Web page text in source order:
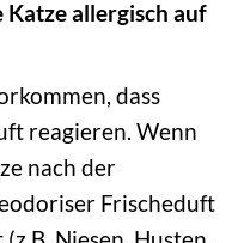
Katze allergisch auf
dass
reagieren. Wenn
nach der
Frischeduft